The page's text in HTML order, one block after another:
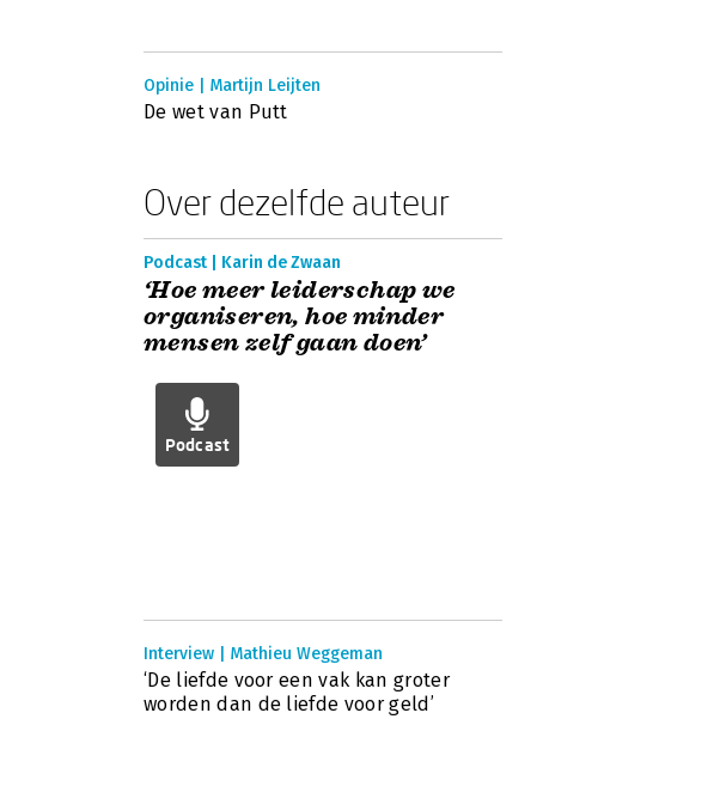
Opinie | Martijn Leijten
De wet van Putt
Over dezelfde auteur
Podcast | Karin de Zwaan
‘Hoe meer leiderschap we
organiseren, hoe minder
mensen zelf gaan doen’
Podcast
Interview | Mathieu Weggeman
‘De liefde voor een vak kan groter
worden dan de liefde voor geld’